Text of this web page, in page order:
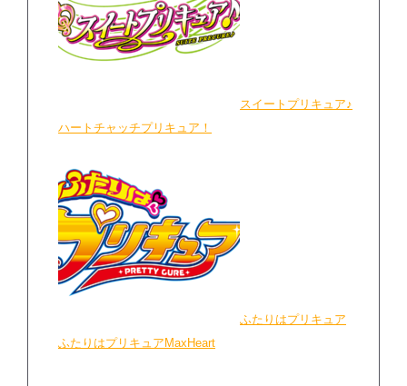
スイートプリキュア♪
ハートチャッチプリキュア！
ふたりはプリキュア
ふたりはプリキュアMaxHeart